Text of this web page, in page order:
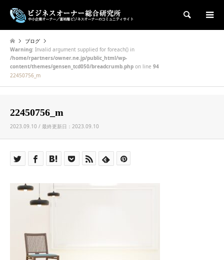
検索
ブログ
Warning: Invalid argument supplied for foreach() in
/home/rpartners/owner.ne.jp/public_html/wp-
content/themes/gensen_tcd050/breadcrumb.php on line 94
22450756_m
22450756_m
2023.09.10 / 最終更新日：2023.09.10